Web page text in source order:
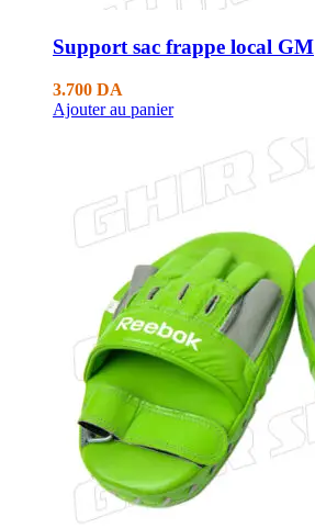
Support sac frappe local GM
3.700 DA
Ajouter au panier